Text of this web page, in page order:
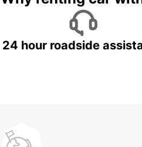
24 hour roadside